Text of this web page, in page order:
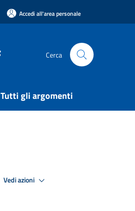
Accedi all'area personale
Cerca
Tutti gli argomenti
Vedi azioni